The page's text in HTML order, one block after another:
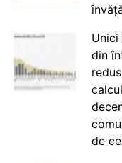
Unici
din
de